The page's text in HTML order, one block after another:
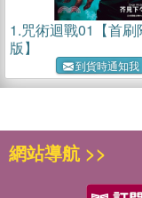
1.咒術迴戰01【首刷
版】
到貨時通知我
網站導航 >>